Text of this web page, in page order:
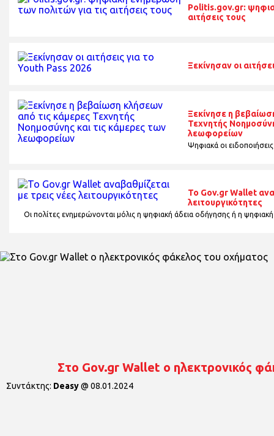
Politis.gov.gr:
αιτήσεις τους
Ξεκίνησαν οι
Ξεκίνησε η
Τεχνητής
λεωφορείων
Ψηφιακά οι
Το Gov.gr Wallet
λειτουργικότητες
Οι πολίτες ενημερώνονται μόλις η ψηφιακή άδεια οδήγησης ή η
Στο Gov.gr Wallet ο ηλεκτρονικός
Συντάκτης: Deasy@ 08.01.2024